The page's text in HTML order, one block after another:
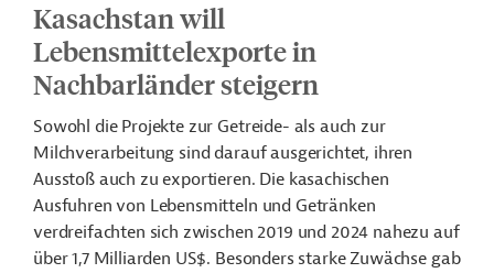
Kasachstan will
Lebensmittelexporte in
Nachbarländer steigern
Sowohl die Projekte zur Getreide- als auch zur
Milchverarbeitung sind darauf ausgerichtet, ihren
Ausstoß auch zu exportieren. Die kasachischen
Ausfuhren von Lebensmitteln und Getränken
verdreifachten sich zwischen 2019 und 2024 nahezu auf
über 1,7 Milliarden US$. Besonders starke Zuwächse gab